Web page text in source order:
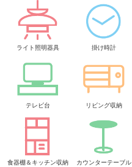
ライト照明器具 掛け時計
テレビ台 リビング収納
食器棚＆キッチン収納 カウンターテーブル